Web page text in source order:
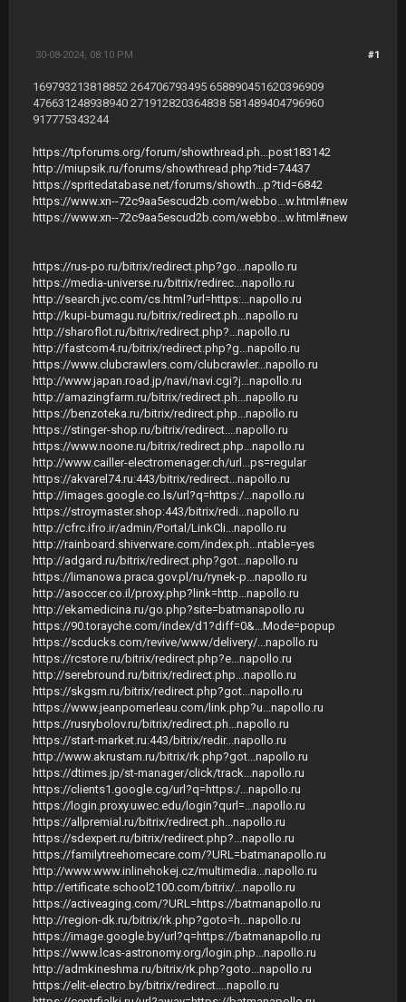
#1
30-08-2024, 08:10 PM
169793213818852 264706793495 658890451620396909
476631248938940 271912820364838 581489404796960
917775343244
https://tpforums.org/forum/showthread.ph...post183142
http://miupsik.ru/forums/showthread.php?tid=74437
https://spritedatabase.net/forums/showth...p?tid=6842
https://www.xn--72c9aa5escud2b.com/webbo...w.html#new
https://www.xn--72c9aa5escud2b.com/webbo...w.html#new
https://rus-po.ru/bitrix/redirect.php?go...napollo.ru
https://media-universe.ru/bitrix/redirec...napollo.ru
http://search.jvc.com/cs.html?url=https:...napollo.ru
http://kupi-bumagu.ru/bitrix/redirect.ph...napollo.ru
http://sharoflot.ru/bitrix/redirect.php?...napollo.ru
http://fastcom4.ru/bitrix/redirect.php?g...napollo.ru
https://www.clubcrawlers.com/clubcrawler...napollo.ru
http://www.japan.road.jp/navi/navi.cgi?j...napollo.ru
http://amazingfarm.ru/bitrix/redirect.ph...napollo.ru
https://benzoteka.ru/bitrix/redirect.php...napollo.ru
https://stinger-shop.ru/bitrix/redirect....napollo.ru
https://www.noone.ru/bitrix/redirect.php...napollo.ru
http://www.cailler-electromenager.ch/url...ps=regular
https://akvarel74.ru:443/bitrix/redirect...napollo.ru
http://images.google.co.ls/url?q=https:/...napollo.ru
https://stroymaster.shop:443/bitrix/redi...napollo.ru
http://cfrc.ifro.ir/admin/Portal/LinkCli...napollo.ru
http://rainboard.shiverware.com/index.ph...ntable=yes
http://adgard.ru/bitrix/redirect.php?got...napollo.ru
https://limanowa.praca.gov.pl/ru/rynek-p...napollo.ru
http://asoccer.co.il/proxy.php?link=http...napollo.ru
http://ekamedicina.ru/go.php?site=batmanapollo.ru
https://90.torayche.com/index/d1?diff=0&...Mode=popup
https://scducks.com/revive/www/delivery/...napollo.ru
https://rcstore.ru/bitrix/redirect.php?e...napollo.ru
http://serebround.ru/bitrix/redirect.php...napollo.ru
https://skgsm.ru/bitrix/redirect.php?got...napollo.ru
https://www.jeanpomerleau.com/link.php?u...napollo.ru
https://rusrybolov.ru/bitrix/redirect.ph...napollo.ru
https://start-market.ru:443/bitrix/redir...napollo.ru
http://www.akrustam.ru/bitrix/rk.php?got...napollo.ru
https://dtimes.jp/st-manager/click/track...napollo.ru
https://clients1.google.cg/url?q=https:/...napollo.ru
https://login.proxy.uwec.edu/login?qurl=...napollo.ru
https://allpremial.ru/bitrix/redirect.ph...napollo.ru
https://sdexpert.ru/bitrix/redirect.php?...napollo.ru
https://familytreehomecare.com/?URL=batmanapollo.ru
http://www.www.inlinehokej.cz/multimedia...napollo.ru
http://ertificate.school2100.com/bitrix/...napollo.ru
https://activeaging.com/?URL=https://batmanapollo.ru
http://region-dk.ru/bitrix/rk.php?goto=h...napollo.ru
https://image.google.by/url?q=https://batmanapollo.ru
https://www.lcas-astronomy.org/login.php...napollo.ru
http://admkineshma.ru/bitrix/rk.php?goto...napollo.ru
https://elit-electro.by/bitrix/redirect....napollo.ru